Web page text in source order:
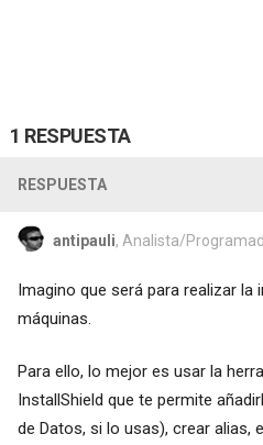
1 RESPUESTA
RESPUESTA
antipauli, Analista/
Imagino que será para realizar
máquinas.
Para ello, lo mejor es usar la
InstallShield que te permite
de Datos, si lo usas), crear alias,